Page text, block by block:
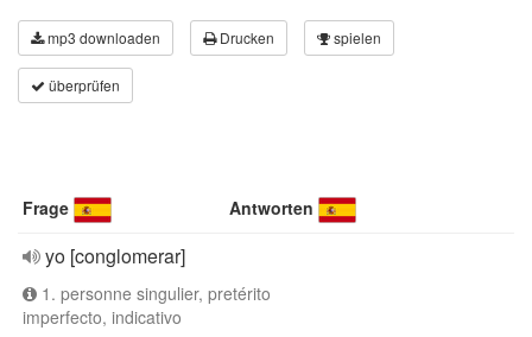
mp3 downloaden Drucken spielen
überprüfen
Frage Antworten
yo [conglomerar]
1. personne singulier, pretérito
imperfecto, indicativo